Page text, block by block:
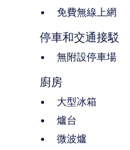
免費無線上網
停車和交通接駁
無附設停車場
廚房
大型冰箱
爐台
微波爐